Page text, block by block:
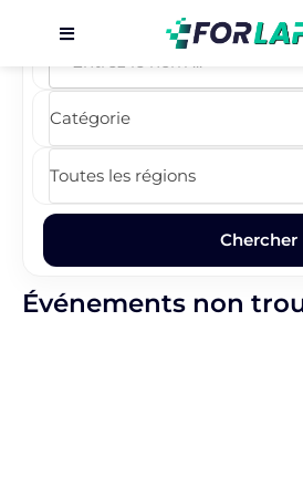
Carte
Événements
Localisation
Événements non